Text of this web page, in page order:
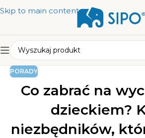
Skip to main content
PORADY
Co zabrać na
dzieckiem?
niezbędników,